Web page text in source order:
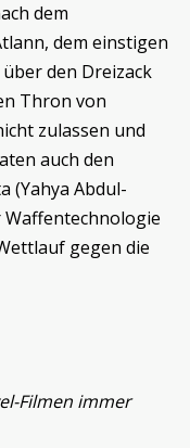
dem
dem einstigen
den Dreizack
Thron von
zulassen und
auch den
(Yahya Abdul-
gegen die
Filmen immer